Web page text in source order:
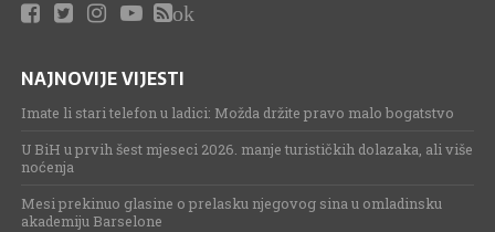
ok
NAJNOVIJE VIJESTI
Imate li stari telefon u ladici: Možda držite pravo malo bogatstvo
U BiH u prvih šest mjeseci 2026. manje turističkih dolazaka, ali više
noćenja
Mesi prekinuo glasine o prelasku njegovog sina u omladinsku
akademiju Barselone